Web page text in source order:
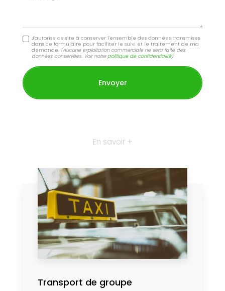
J'autorise ce site à conserver l'ensemble des données transmises
dans ce formulaire pour faciliter le suivi et le traitement de ma
demande. (Aucune exploitation commerciale ne sera faite des
données conservées. Voir notrepolitique de confidentialité)
En savoir +
Transport de groupe